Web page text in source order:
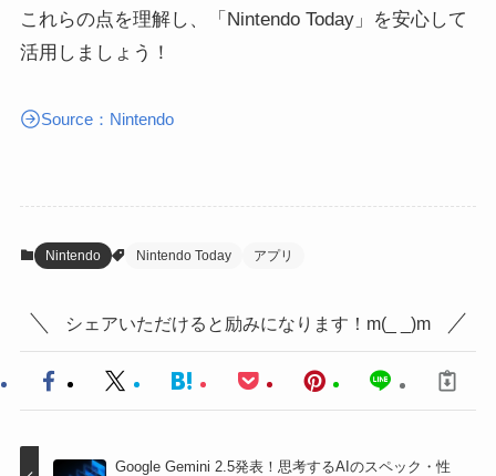
これらの点を理解し、「Nintendo Today」を安心して
活用しましょう！
Source：Nintendo
Nintendo Nintendo Today アプリ
シェアいただけると励みになります！m(_ _)m
Google Gemini 2.5発表！思考するAIのスペック・性